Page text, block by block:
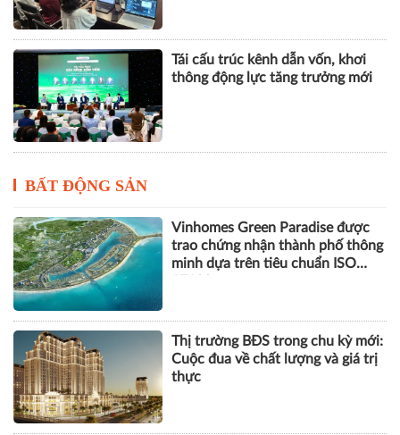
Tái cấu trúc kênh dẫn vốn, khơi
thông động lực tăng trưởng mới
BẤT ĐỘNG SẢN
Vinhomes Green Paradise được
trao chứng nhận thành phố thông
minh dựa trên tiêu chuẩn ISO
Thị trường BĐS trong chu kỳ mới:
Cuộc đua về chất lượng và giá trị
thực